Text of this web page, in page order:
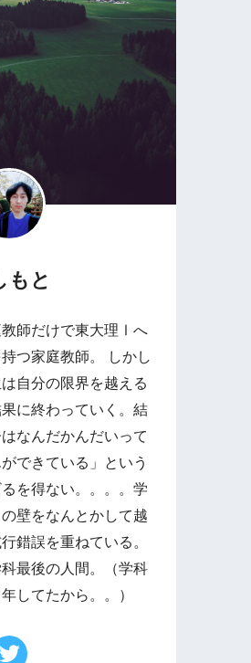
もと
師だけで東大理Ⅰへ
つ家庭教師。 しかし
自分の限界を越える
に終わっていく。結
なんだかんだいって
できている」という
を得ない。。。。学
壁をなんとかして越
錯誤を重ねている。
最後の人間。（学科
してたから。。）